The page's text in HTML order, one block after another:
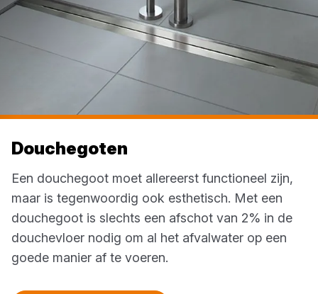
Douchegoten
Een douchegoot moet allereerst functioneel zijn,
maar is tegenwoordig ook esthetisch. Met een
douchegoot is slechts een afschot van 2% in de
douchevloer nodig om al het afvalwater op een
goede manier af te voeren.